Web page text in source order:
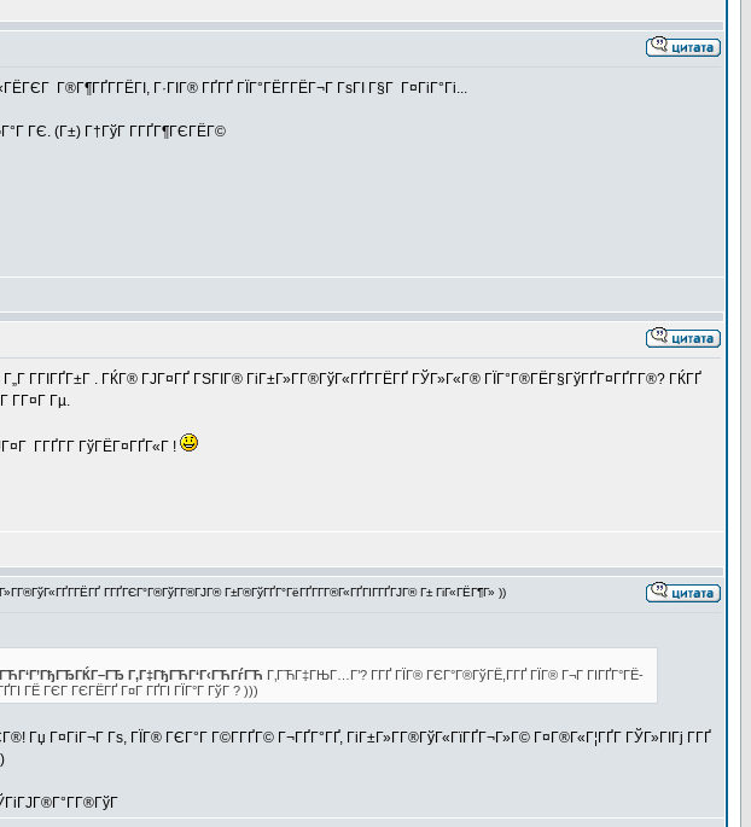
Г®Г¶ГҐГ­ГЁГІ, Г·ГІГ® ГҐГҐ ГЇГ°ГЁГ­ГЁГ¬Г ГѕГІ Г§Г Г¤ГіГ°Гі...
ГЄ. (Г±) Г†ГўГ Г­ГҐГ¶ГЄГЁГ©
Г­ГІГҐГ±Г . ГЌГ® ГЈГ¤ГҐ ГЅГІГ® ГіГ±Г»Г­Г®ГўГ«ГҐГ­ГЁГҐ ГЎГ»Г«Г® ГЇГ°Г®ГЁГ§ГўГҐГ¤ГҐГ­Г®? ГЌГҐ
Г­Г¤Г Гµ.
Г­ГҐГ­Г ГўГЁГ¤ГҐГ«Г !
Г­ГҐГЄГ°Г®ГўГ­Г®ГЈГ® Г±Г®ГўГҐГ°ГёГҐГ­Г­Г®Г«ГҐГІГ­ГҐГЈГ® Г± ГіГ«ГЁГ¶Г» ))
Г‚Г‡ГђГЋГ‘Г‹ГЋГѓГЋ Г‚ГЋГ‡ГЊГ…Г’? Г­ГҐ ГЇГ® ГЄГ°Г®ГўГЁ,Г­ГҐ ГЇГ® Г¬Г ГІГҐГ°ГЁ-
ГЁ ГЄГ ГЄГЁГҐ Г¤Г ГҐГІ ГЇГ°Г ГўГ ? )))
Гџ Г¤ГіГ¬Г Гѕ, ГЇГ® ГЄГ°Г Г©Г­ГҐГ© Г¬ГҐГ°ГҐ, ГіГ±Г»Г­Г®ГўГ«ГїГҐГ¬Г»Г© Г¤Г®Г«Г¦ГҐГ­ ГЎГ»ГІГј Г­ГҐ